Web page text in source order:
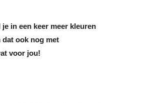
in een keer meer kleuren
dat ook nog met
voor jou!